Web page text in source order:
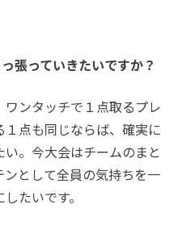
張っていきたいですか？
ンタッチで１点取るプレ
点も同じならば、確実に
。今大会はチームのまと
として全員の気持ちを一
たいです。